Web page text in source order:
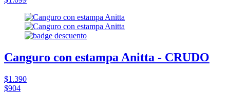
Canguro con estampa Anitta - CRUDO
$1.390
$904